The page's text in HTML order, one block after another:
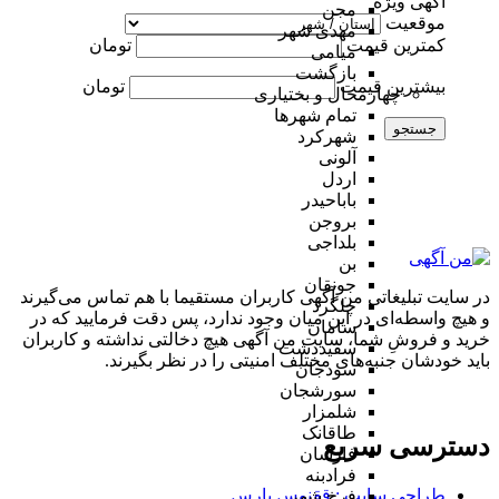
مجن
مهدی شهر
میامی
بازگشت
چهارمحال و بختیاری
تمام شهر‌ها
شهرکرد
آلونی
اردل
باباحیدر
بروجن
بلداجی
بن
جونقان
چلگرد
سامان
سفیددشت
سودجان
سورشجان
شلمزار
طاقانک
فارسان
فرادبنه
موقعیت
کمترین قیمت
تومان
بیشترین قیمت تومان
جستجو
در سایت تبلیغاتی من آگهی کاربران مستقیما با هم تماس می‌گیرند
و هیچ واسطه‌ای در این میان وجود ندارد، پس دقت فرمایید که در
خرید و فروشِ شما، سایت من آگهی هیچ دخالتی نداشته و کاربران
باید خودشان جنبه‌های مختلف امنیتی را در نظر بگیرند.
دسترسی سریع